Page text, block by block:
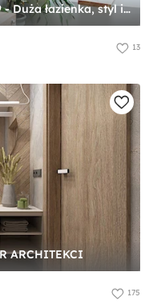
LOFT PIEKARY - Apartament nr 9 - Duża łazienka, styl industrialny - zdjęcie od SZALBIERZ.DESIGN
13
ARCHITEKCI
175